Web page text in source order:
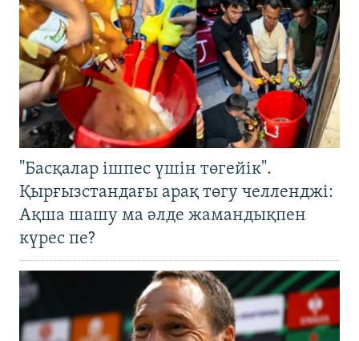
"Басқалар ішпес үшін төгейік".
Қырғызстандағы арақ төгу челленджі:
Ақша шашу ма әлде жамандықпен
күрес пе?